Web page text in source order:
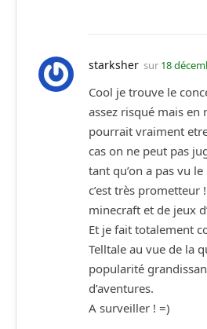
starksher sur 18
Cool je trouve le
assez risqué mais en
pourrait vraiment
cas on ne peut pas
tant qu’on a pas vu
c’est très prometteur
minecraft et de jeux
Et je fait totalement
Telltale au vue de la
popularité
d’aventures.
A surveiller ! =)